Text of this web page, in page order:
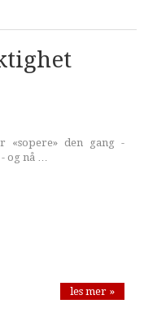
«sopere» den gang -
- og nå …
les mer »